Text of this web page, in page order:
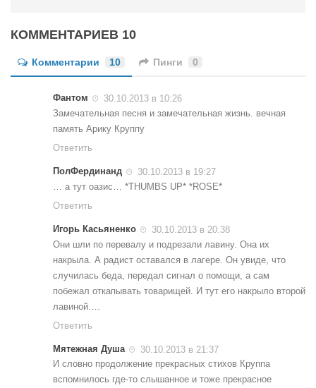
КОММЕНТАРИЕВ 10
Комментарии 10 Пинги 0
Фантом
30.10.2013 в 10:26
Замечательная песня и замечательная жизнь. вечная
память Арику Круппу
Ответить
ПолФердинанд
30.10.2013 в 19:27
… а тут оазис… *THUMBS UP* *ROSE*
Ответить
Игорь Касьяненко
30.10.2013 в 20:38
Они шли по перевалу и подрезали лавину. Она их
накрыла. А радист оставался в лагере. Он увиде, что
случилась беда, передал сигнал о помощи, а сам
побежал откапывать товарищей. И тут его накрыло второй
лавиной….
Ответить
Мятежная Душа
30.10.2013 в 21:37
И словно продолжение прекрасных стихов Круппа
вспомнилось где-то слышанное и тоже прекрасное